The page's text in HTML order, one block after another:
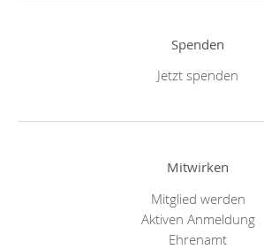
Spenden
Jetzt spenden
Mitwirken
Mitglied werden
Aktiven Anmeldung
Ehrenamt